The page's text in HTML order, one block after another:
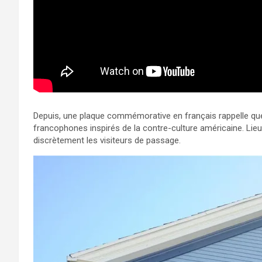
Depuis, une plaque commémorative en français rappelle
francophones inspirés de la contre-culture américaine.
discrètement les visiteurs de passage.